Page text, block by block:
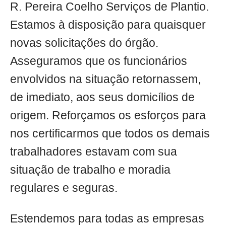
R. Pereira Coelho Serviços de Plantio.
Estamos à disposição para quaisquer
novas solicitações do órgão.
Asseguramos que os funcionários
envolvidos na situação retornassem,
de imediato, aos seus domicílios de
origem. Reforçamos os esforços para
nos certificarmos que todos os demais
trabalhadores estavam com sua
situação de trabalho e moradia
regulares e seguras.
Estendemos para todas as empresas